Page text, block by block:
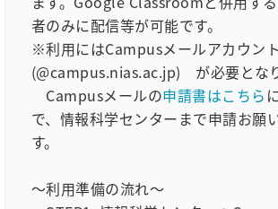
者のみに配信等が可能です。
※利用にはCampusメールアカウント
(@campus.nias.ac.jp) が必要とな
Campusメールの申請書はこちら
で、情報科学センターまで申請お願
す。
～利用準備の流れ～